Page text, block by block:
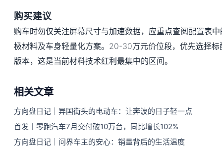
购买建议
购车时勿仅关注屏幕尺寸与加速数据，应重点查阅配置表
极材料及车身轻量化方案。20-30万元价位段，优先选择
版本，这是当前材料技术红利最集中的区间。
相关文章
方向盘日记｜异国街头的电动车：让奔波的日子轻一点
首发｜零跑汽车7月交付破10万台，同比增长102%
方向盘日记｜问界车主的安心：销量背后的生活温度